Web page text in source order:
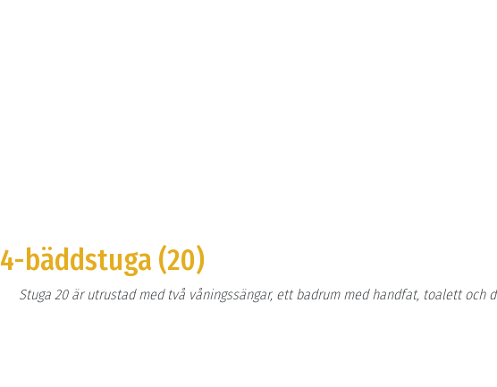
4-bäddstuga (20)
Stuga 20 är utrustad med två våningssängar, ett badrum med handfat, toalett och